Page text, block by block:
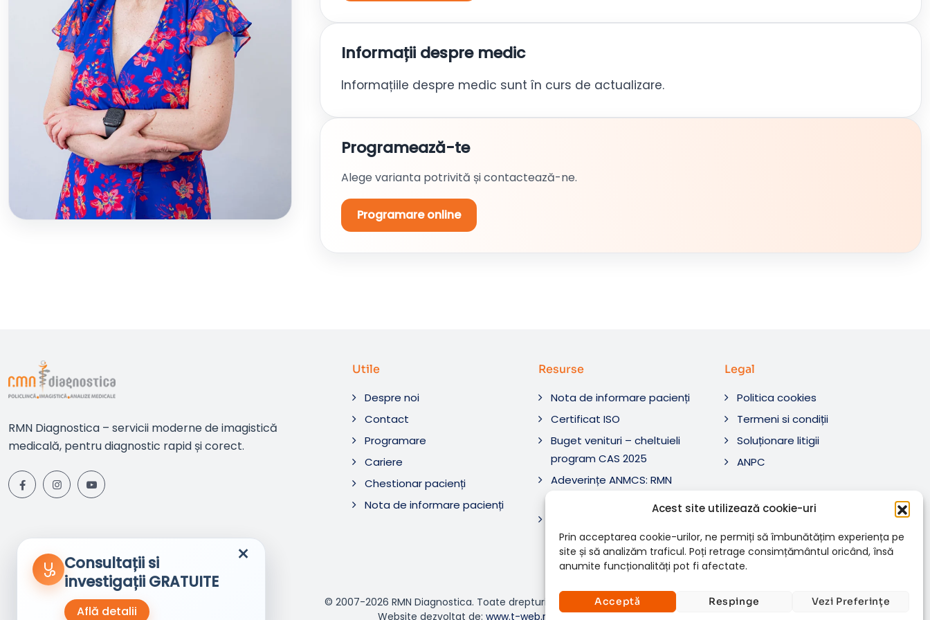
Acest site utilizează cookie-uri
Prin acceptarea cookie-urilor, ne permiți să îmbunătățim experiența pe
site și să analizăm traficul. Poți retrage consimțământul oricând, însă
anumite funcționalități pot fi afectate.
Acceptă Respinge Vezi Preferințe
Informații despre medic
Informațiile despre medic sunt în curs de actualizare.
Programează-te
Alege varianta potrivită și contactează-ne.
Programare online
RMN Diagnostica – servicii moderne de imagistică
medicală, pentru diagnostic rapid și corect.
Utile
Despre noi
Contact
Programare
Cariere
Chestionar pacienți
Nota de informare pacienți
Resurse
Nota de informare pacienți
Certificat ISO
Buget venituri – cheltuieli
program CAS 2025
Adeverințe ANMCS: RMN
Diagnostica SRL
Legal
Politica cookies
Termeni si condiții
Soluționare litigii
ANPC
© 2007-2026 RMN Diagnostica. Toate drepturile rezervate.
Website dezvoltat de: www.t-web.ro
×
Consultații si
investigații GRATUITE
Află detalii